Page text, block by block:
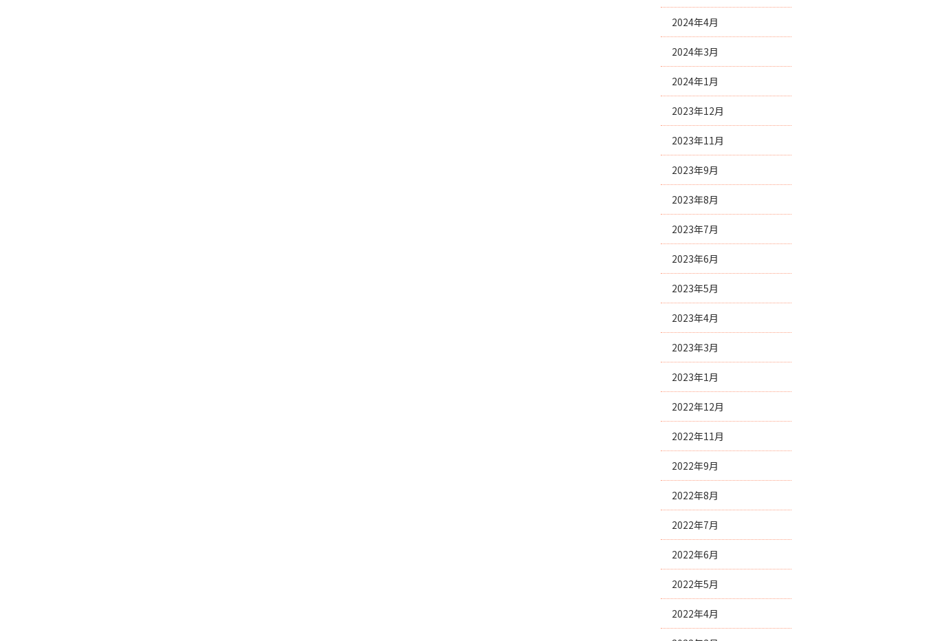
2024年4月
2024年3月
2024年1月
2023年12月
2023年11月
2023年9月
2023年8月
2023年7月
2023年6月
2023年5月
2023年4月
2023年3月
2023年1月
2022年12月
2022年11月
2022年9月
2022年8月
2022年7月
2022年6月
2022年5月
2022年4月